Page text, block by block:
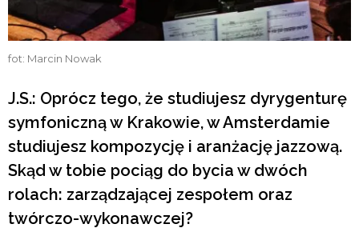
fot: Marcin Nowak
J.S.: Oprócz tego, że studiujesz dyrygenturę
symfoniczną w Krakowie, w Amsterdamie
studiujesz kompozycję i aranżację jazzową.
Skąd w tobie pociąg do bycia w dwóch
rolach: zarządzającej zespołem oraz
twórczo-wykonawczej?